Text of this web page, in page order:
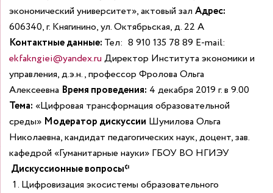
экономический университет», актовый зал Адрес:
606340, г. Княгинино, ул. Октябрьская, д. 22 А
Контактные данные: Тел: 8 910 135 78 89 E-mail:
ekfakngiei@yandex.ru Директор Института экономики и
управления, д.э.н., профессор Фролова Ольга
Алексеевна Время проведения: 4 декабря 2019 г. в 9.00
Тема: «Цифровая трансформация образовательной
среды» Модератор дискуссии Шумилова Ольга
Николаевна, кандидат педагогических наук, доцент, зав.
кафедрой «Гуманитарные науки» ГБОУ ВО НГИЭУ
Дискуссионные вопросы*
Цифровизация экосистемы образовательного